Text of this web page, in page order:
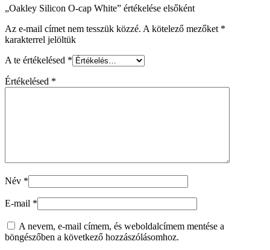
„Oakley Silicon O-cap White” értékelése elsőként
Az e-mail címet nem tesszük közzé. A kötelező mezőket *
karakterrel jelöltük
A te értékelésed *
Értékelésed *
Név *
E-mail *
A nevem, e-mail címem, és weboldalcímem mentése a
böngészőben a következő hozzászólásomhoz.